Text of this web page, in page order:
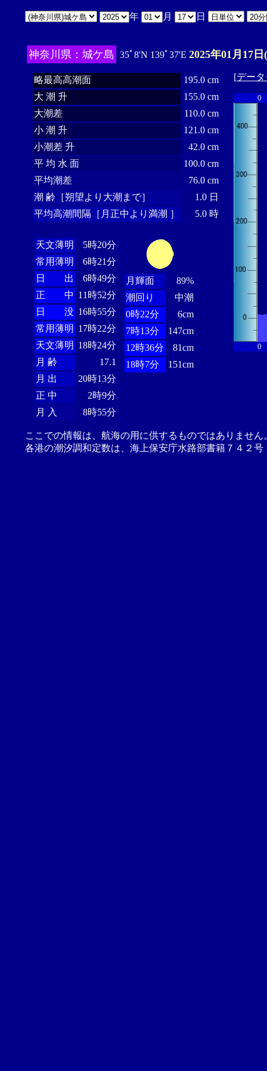
年 月 日
神奈川県：城ケ島 35ﾟ8'N 139ﾟ37'E 2025年01月17
略最高高潮面
195.0 cm
大 潮 升
155.0 cm
大潮差
110.0 cm
小 潮 升
121.0 cm
小潮差 升
42.0 cm
平 均 水 面
100.0 cm
平均潮差
76.0 cm
潮 齢［朔望より大潮まで］
1.0 日
平均高潮間隔［月正中より満潮 ］
5.0 時
天文薄明
5時20分
常用薄明
6時21分
日 出
6時49分
正 中 11時52分
日 没 16時55分
常用薄明 17時22分
天文薄明 18時24分
月 齢
17.1
月 出
20時13分
正 中
2時9分
月 入
8時55分
月輝面
89%
潮回り
中潮
0時22分
6cm
7時13分
147cm
12時36分
81cm
18時7分
151cm
[デー
0
0
ここでの情報は、航海の用に供するものではありませ
各港の潮汐調和定数は、海上保安庁水路部書籍７４２